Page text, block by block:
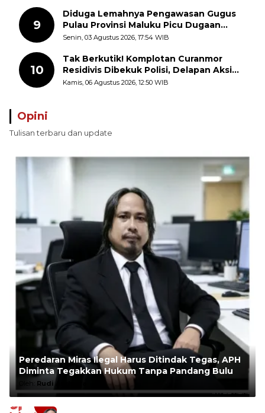
9
Diduga Lemahnya Pengawasan Gugus
Pulau Provinsi Maluku Picu Dugaan
Pungli terhadap Nelayan Bale-Bale di
Senin, 03 Agustus 2026, 17:54 WIB
10
Tak Berkutik! Komplotan Curanmor
Residivis Dibekuk Polisi, Delapan Aksi
Curanmor Di Candipuro Terungkap
Kamis, 06 Agustus 2026, 12:50 WIB
Opini
Tulisan terbaru dan update
Peredaran Miras Ilegal Harus Ditindak Tegas, APH
Diminta Tegakkan Hukum Tanpa Pandang Bulu
Oleh: Rudi Andesta